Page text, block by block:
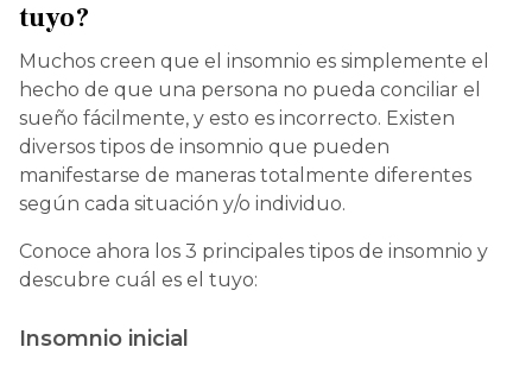
tuyo?
Muchos creen que el insomnio es simplemente el
hecho de que una persona no pueda conciliar el
sueño fácilmente, y esto es incorrecto. Existen
diversos tipos de insomnio que pueden
manifestarse de maneras totalmente diferentes
según cada situación y/o individuo.
Conoce ahora los 3 principales tipos de insomnio y
descubre cuál es el tuyo:
Insomnio inicial